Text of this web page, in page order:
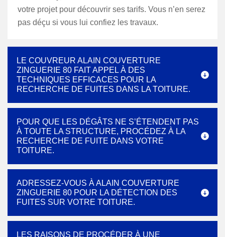
votre projet pour découvrir ses tarifs. Vous n’en serez
pas déçu si vous lui confiez les travaux.
LE COUVREUR ALAIN COUVERTURE
ZINGUERIE 80 FAIT APPEL À DES
TECHNIQUES EFFICACES POUR LA
RECHERCHE DE FUITES DANS LA TOITURE.
POUR QUE LES DÉGÂTS NE S’ÉTENDENT PAS
À TOUTE LA STRUCTURE, PROCÉDEZ À LA
RECHERCHE DE FUITE DANS VOTRE
TOITURE.
ADRESSEZ-VOUS À ALAIN COUVERTURE
ZINGUERIE 80 POUR LA DÉTECTION DES
FUITES SUR VOTRE TOITURE.
LES RAISONS DE PROCÉDER À UNE